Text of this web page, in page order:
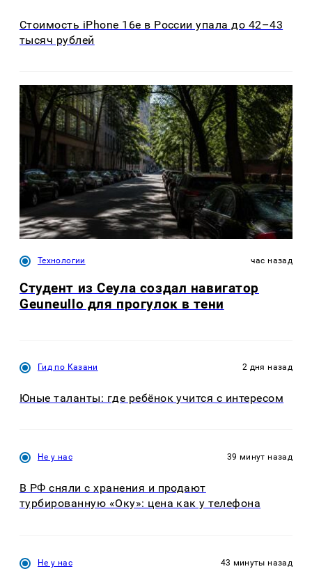
Стоимость iPhone 16e в России упала до 42–43
тысяч рублей
Технологии час назад
Студент из Сеула создал навигатор
Geuneullo для прогулок в тени
Гид по Казани 2 дня назад
Юные таланты: где ребёнок учится с интересом
Не у нас 39 минут назад
В РФ сняли с хранения и продают
турбированную «Оку»: цена как у телефона
Не у нас 43 минуты назад